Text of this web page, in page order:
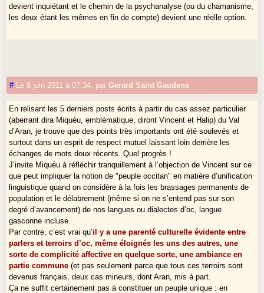
devient inquiétant et le chemin de la psychanalyse (ou du chamanisme,
les deux étant les mêmes en fin de compte) devient une réelle option.
# Le 8 juin 2011 à 07:34 parGerard Saint Gaudens
En relisant les 5 derniers posts écrits à partir du cas assez particulier
(aberrant dira Miquéu, emblématique, diront Vincent et Halip) du Val
d’Aran, je trouve que des points très importants ont été soulevés et
surtout dans un esprit de respect mutuel laissant loin derrière les
échanges de mots doux récents. Quel progrès !
J’invite Miquéu à réfléchir tranquillement à l’objection de Vincent sur ce
que peut impliquer la notion de "peuple occitan" en matière d’unification
linguistique quand on considère à la fois les brassages permanents de
population et le délabrement (même si on ne s’entend pas sur son
degré d’avancement) de nos langues ou dialectes d’oc, langue
gasconne incluse.
Par contre, c’est vrai qu’il y a une parenté culturelle évidente entre
parlers et terroirs d’oc, même éloignés les uns des autres, une
sorte de complicité affective en quelque sorte, une ambiance en
partie commune (et pas seulement parce que tous ces terroirs sont
devenus français, deux cas mineurs, dont Aran, mis à part.
Ça ne suffit certainement pas à constituer un peuple unique : en